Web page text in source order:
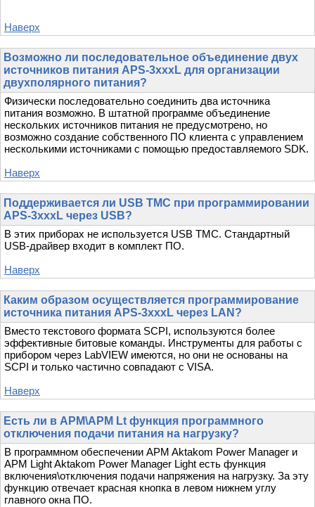
Наверх
Возможно ли последовательное объединение двух
источников питания APS-3xxxL для организации
двухполярного питания?
Физически последовательно соединить два источника
питания возможно. В штатной программе объединение
нескольких источников питания не предусмотрено, но
возможно создание собственного ПО клиента с управлением
несколькими источниками с помощью предоставляемого SDK.
Наверх
Поддерживается ли USB TMC при программировании
APS-3xxxL через USB?
В этих приборах не используется USB TMC. Стандартный
USB-драйвер входит в комплект ПО.
Наверх
Каким образом осуществляется программирование
источника питания APS-3xxxL через LAN?
Вместо текстового формата SCPI, используются более
эффективные битовые команды. Инструменты для работы с
прибором через LabVIEW имеются, но они не основаны на
SCPI и только частично совпадают с VISA.
Наверх
Есть ли в APM\APM Lt функция программного
отключения подачи питания на нагрузку?
В программном обеспечении APM Aktakom Power Manager и
APM Light Aktakom Power Manager Light есть функция
включения\отключения подачи напряжения на нагрузку. За эту
функцию отвечает красная кнопка в левом нижнем углу
главного окна ПО.